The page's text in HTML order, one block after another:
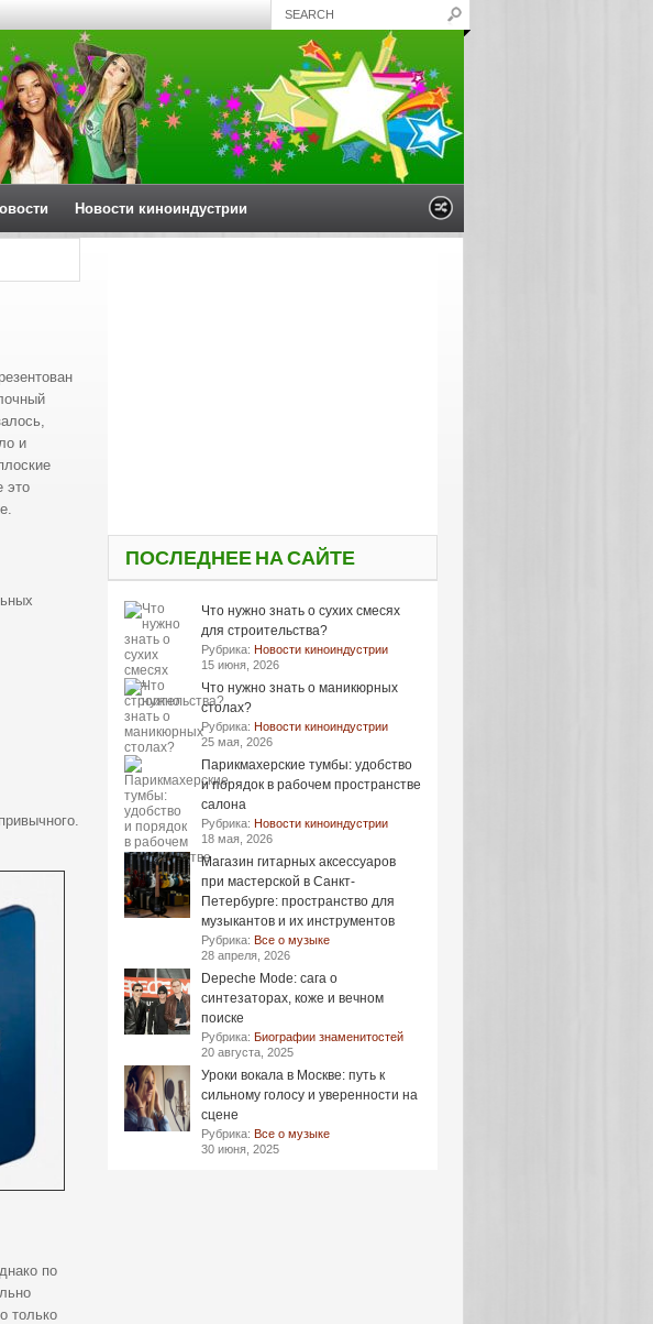
Новости киноиндустрии
и
это
по
только
ПОСЛЕДНЕЕ НА САЙТЕ
Что нужно знать о сухих смесях
для строительства?
Рубрика: Новости киноиндустрии
15 июня, 2026
Что нужно знать о маникюрных
столах?
Рубрика: Новости киноиндустрии
25 мая, 2026
Парикмахерские тумбы: удобство
и порядок в рабочем пространстве
салона
Рубрика: Новости киноиндустрии
18 мая, 2026
Магазин гитарных аксессуаров
при мастерской в Санкт-
Петербурге: пространство для
музыкантов и их инструментов
Рубрика: Все о музыке
28 апреля, 2026
Depeche Mode: сага о
синтезаторах, коже и вечном
поиске
Рубрика: Биографии знаменитостей
20 августа, 2025
Уроки вокала в Москве: путь к
сильному голосу и уверенности на
сцене
Рубрика: Все о музыке
30 июня, 2025